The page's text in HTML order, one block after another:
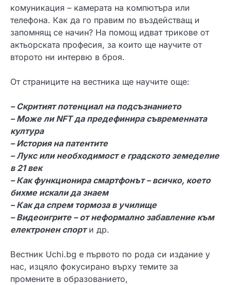
комуникация – камерата на компютъра или
телефона. Как да го правим по въздействащ и
запомнящ се начин? На помощ идват трикове от
актьорската професия, за които ще научите от
второто ни интервю в броя.
От страниците на вестника ще научите още:
– Скритият потенциал на подсъзнанието
– Може ли NFT да предефинира съвременната
култура
– История на патентите
– Лукс или необходимост е градското земеделие
в 21 век
– Как функционира смартфонът – всичко, което
бихме искали да знаем
– Как да спрем тормоза в училище
– Видеоигрите – от неформално забавление към
електронен спорти др.
Вестник Uchi.bg e първото по рода си издание у
нас, изцяло фокусирано върху темите за
промените в образованието,